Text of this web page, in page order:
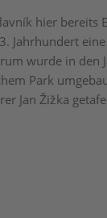
hier bereits
Jahrhundert
wurde in den
Park
Jan Žižka